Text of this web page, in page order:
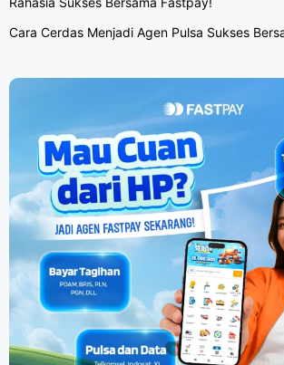
Cara Cerdas Menjadi Agen Pulsa Sukses